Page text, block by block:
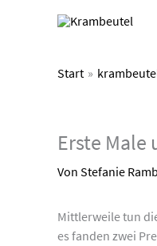
Start
Erste
Von Stefanie Ramb
Mittlerweile tun
es fanden zwei